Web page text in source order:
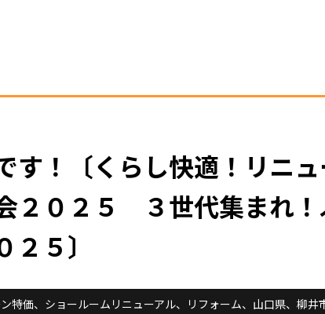
す！〔くらし快適！リニ
２０２５ ３世代集まれ
５〕
特価、 ショールームリニューアル、 リフォーム、 山口県、 柳井